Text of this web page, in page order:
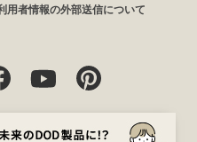
用者情報の外部送信について